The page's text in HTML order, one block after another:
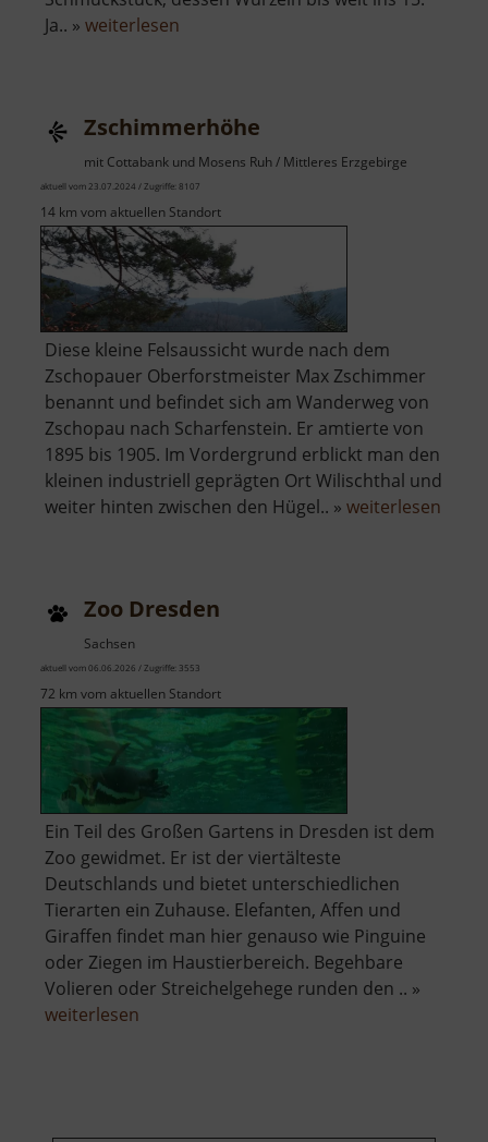
Ja.. » weiterlesen
Zschimmerhöhe
mit Cottabank und Mosens Ruh / Mittleres Erzgebirge
aktuell vom 23.07.2024 / Zugriffe: 8107
14 km vom aktuellen Standort
Diese kleine Felsaussicht wurde nach dem
Zschopauer Oberforstmeister Max Zschimmer
benannt und befindet sich am Wanderweg von
Zschopau nach Scharfenstein. Er amtierte von
1895 bis 1905. Im Vordergrund erblickt man den
kleinen industriell geprägten Ort Wilischthal und
weiter hinten zwischen den Hügel.. » weiterlesen
Zoo Dresden
Sachsen
aktuell vom 06.06.2026 / Zugriffe: 3553
72 km vom aktuellen Standort
Ein Teil des Großen Gartens in Dresden ist dem
Zoo gewidmet. Er ist der viertälteste
Deutschlands und bietet unterschiedlichen
Tierarten ein Zuhause. Elefanten, Affen und
Giraffen findet man hier genauso wie Pinguine
oder Ziegen im Haustierbereich. Begehbare
Volieren oder Streichelgehege runden den .. »
weiterlesen